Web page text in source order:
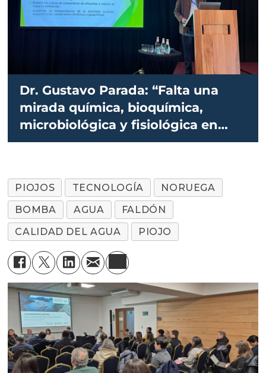
Dr. Gustavo Parada: “Falta una
mirada química, bioquímica,
microbiológica y fisiológica en
RAS”
PIOJOS TECNOLOGÍA
NORUEGA
BOMBA
AGUA
FALDÓN
CALIDAD DEL AGUA
PIOJO